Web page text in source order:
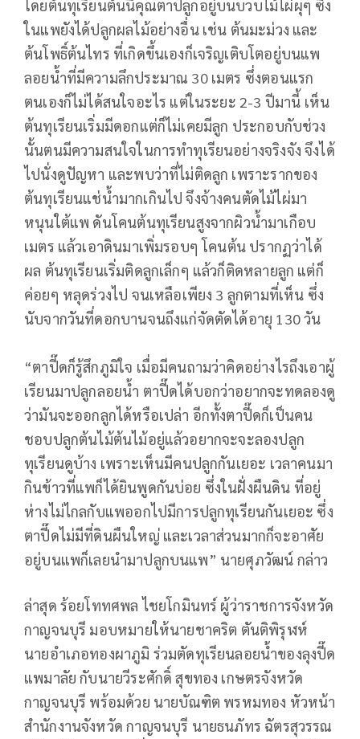
โดยต้นทุเรียนต้นนี้คุณตาปลูกอยู่บนบวบไม้ไผ่ผุๆ ซึ่ง
ในแพยังได้ปลูกผลไม้อย่างอื่น เช่น ต้นมะม่วง และ
ต้นโพธิ์ต้นไทร ที่เกิดขึ้นเองก็เจริญเติบโตอยู่บนแพ
ลอยน้ำที่มีความลึกประมาณ 30 เมตร ซึ่งตอนแรก
ตนเองก็ไม่ได้สนใจอะไร แต่ในระยะ 2-3 ปีมานี้ เห็น
ต้นทุเรียนเริ่มมีดอกแต่ก็ไม่เคยมีลูก ประกอบกับช่วง
นั้นตนมีความสนใจในการทำทุเรียนอย่างจริงจัง จึงได้
ไปนั่งดูปัญหา และพบว่าที่ไม่ติดลูก เพราะรากของ
ต้นทุเรียนแช่น้ำมากเกินไป จึงจ้างคนตัดไม้ไผ่มา
หนุนใต้แพ ดันโคนต้นทุเรียนสูงจากผิวน้ำมาเกือบ
เมตร แล้วเอาดินมาเพิ่มรอบๆ โคนต้น ปรากฏว่าได้
ผล ต้นทุเรียนเริ่มติดลูกเล็กๆ แล้วก็ติดหลายลูก แต่ก็
ค่อยๆ หลุดร่วงไป จนเหลือเพียง 3 ลูกตามที่เห็น ซึ่ง
นับจากวันที่ดอกบานจนถึงแก่จัดตัดได้อายุ 130 วัน
“ตาปี๊ดก็รู้สึกภูมิใจ เมื่อมีคนถามว่าคิดอย่างไรถึงเอาผู้
เรียนมาปลูกลอยน้ำ ตาปี๊ดได้บอกว่าอยากจะทดลองดู
ว่ามันจะออกลูกได้หรือเปล่า อีกทั้งตาปี๊ดก็เป็นคน
ชอบปลูกต้นไม้ต้นไม้อยู่แล้วอยากจะจะลองปลูก
ทุเรียนดูบ้าง เพราะเห็นมีคนปลูกกันเยอะ เวลาคนมา
กินข้าวที่แพก็ได้ยินพูดกันบ่อย ซึ่งในฝั่งผืนดิน ที่อยู่
ห่างไม่ไกลกับแพออกไปมีการปลูกทุเรียนกันเยอะ ซึ่ง
ตาปี๊ดไม่มีที่ดินผืนใหญ่ และเวลาส่วนมากก็จะอาศัย
อยู่บนแพก็เลยนำมาปลูกบนแพ” นายศุภวัฒน์ กล่าว
ล่าสุด ร้อยโททศพล ไชยโกมินทร์ ผู้ว่าราชการจังหวัด
กาญจนบุรี มอบหมายให้นายชาคริต ตันติพิรุฬห์
นายอำเภอทองผาภูมิ ร่วมตัดทุเรียนลอยน้ำของลุงปี๊ด
แพมาลัย กับนายวีระศักดิ์ สุขทอง เกษตรจังหวัด
กาญจนบุรี พร้อมด้วย นายบัณฑิต พรหมทอง หัวหน้า
สำนักงานจังหวัด กาญจนบุรี นายธนภัทร ฉัตรสุวรรณ